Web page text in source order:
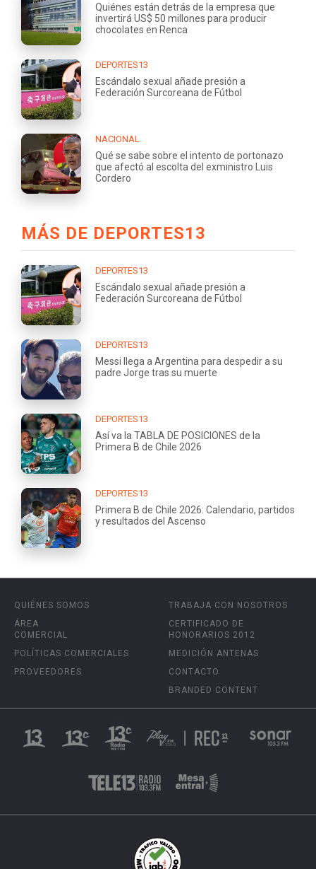
Quiénes están detrás de la empresa que
invertirá US$ 50 millones para producir
chocolates en Renca
DEPORTES13
Escándalo sexual añade presión a
Federación Surcoreana de Fútbol
NACIONAL
Qué se sabe sobre el intento de portonazo
que afectó al escolta del exministro Luis
Cordero
MÁS DE DEPORTES13
DEPORTES13
Escándalo sexual añade presión a
Federación Surcoreana de Fútbol
DEPORTES13
Messi llega a Argentina para despedir a su
padre Jorge tras su muerte
DEPORTES13
Así va la TABLA DE POSICIONES de la
Primera B de Chile 2026
DEPORTES13
Primera B de Chile 2026: Calendario, partidos
y resultados del Ascenso
QUIÉNES SOMOS
ÁREA
COMERCIAL
POLÍTICAS COMERCIALES
PROVEEDORES
TRABAJA CON NOSOTROS
CERTIFICADO DE
HONORARIOS 2012
MEDICIÓN ANTENAS
CONTACTO
BRANDED CONTENT